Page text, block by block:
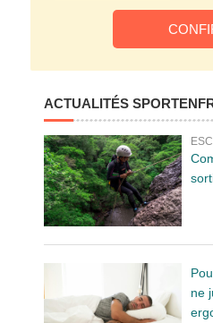
ACTUALITÉS
ne